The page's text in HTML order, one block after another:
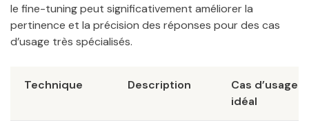
le fine-tuning peut significativement améliorer la
pertinence et la précision des réponses pour des cas
d’usage très spécialisés.
Technique Description
Cas d’usage
idéal